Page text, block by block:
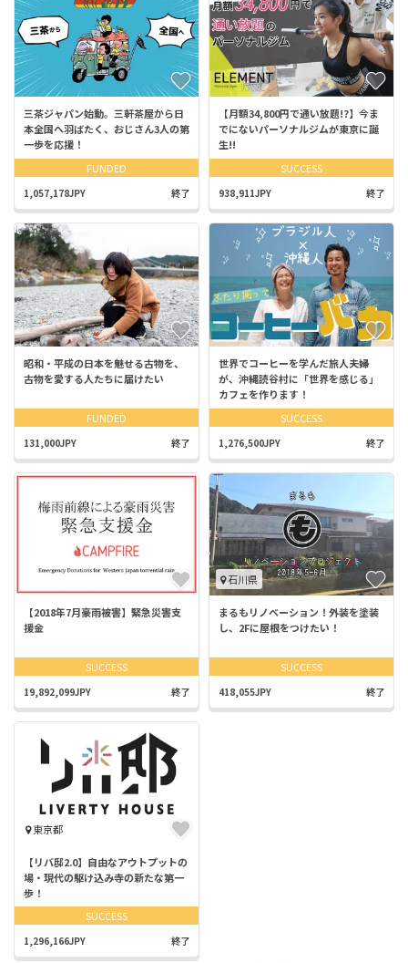
三茶ジャパン始動。三軒茶屋から日
本全国へ羽ばたく、おじさん3人の第
一歩を応援！
FUNDED
1,057,178JPY 終了
【月額34,800円で通い放題!?】今ま
でにないパーソナルジムが東京に誕
生!!
SUCCESS
938,911JPY 終了
昭和・平成の日本を魅せる古物を、
古物を愛する人たちに届けたい
FUNDED
131,000JPY 終了
世界でコーヒーを学んだ旅人夫婦
が、沖縄読谷村に「世界を感じる」
カフェを作ります！
SUCCESS
1,276,500JPY 終了
【2018年7月豪雨被害】緊急災害支
援金
SUCCESS
19,892,099JPY 終了
石川県
まるもリノベーション！外装を塗装
し、2Fに屋根をつけたい！
SUCCESS
418,055JPY 終了
東京都
【リバ邸2.0】自由なアウトプットの
場・現代の駆け込み寺の新たな第一
歩！
SUCCESS
1,296,166JPY 終了